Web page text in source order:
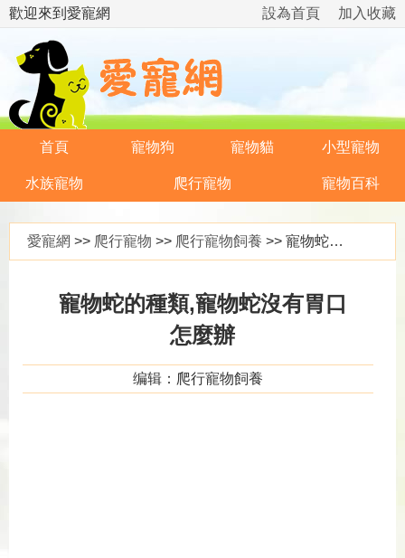
歡迎來到愛寵網 加入收藏
設為首頁
首頁 寵物狗 寵物貓 小型寵物
水族寵物 爬行寵物 寵物百科
愛寵網 >> 爬行寵物 >> 爬行寵物飼養 >> 寵物蛇的種類,寵物蛇沒有胃口怎麼辦
寵物蛇的種類,寵物蛇沒有胃口
怎麼辦
编辑：爬行寵物飼養